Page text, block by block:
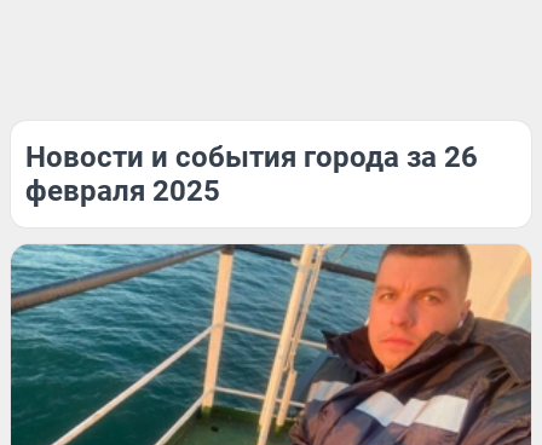
Новости и события города за 26
февраля 2025